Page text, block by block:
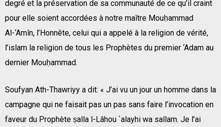
degré et la préservation de sa communauté de ce qu’il craint
pour elle soient accordées à notre maître Mouḥammad
Al-‘Amîn, l’Honnête, celui qui a appelé à la religion de vérité,
l’islam la religion de tous les Prophètes du premier ‘Adam au
dernier Mouḥammad.
Soufyan Ath-Thawriyy a dit: « J’ai vu un jour un homme dans la
campagne qui ne faisait pas un pas sans faire l’invocation en
faveur du Prophète ṣalla l-Lâhou `alayhi wa sallam. Je l’ai